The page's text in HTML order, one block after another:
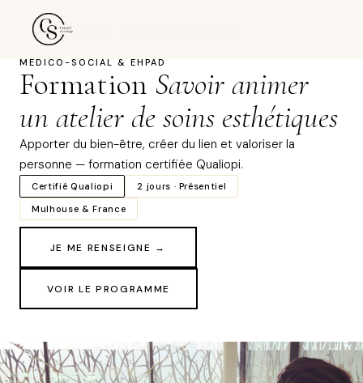
Accueil›Formations
MÉDICO-SOCIAL & EHPAD
Formation Savoir animer
un atelier de soins esthétiques
Apporter du bien-être, créer du lien et valoriser la
personne — formation certifiée Qualiopi.
Certifié Qualiopi
2 jours · Présentiel
Mulhouse & France
JE ME RENSEIGNE →
VOIR LE PROGRAMME